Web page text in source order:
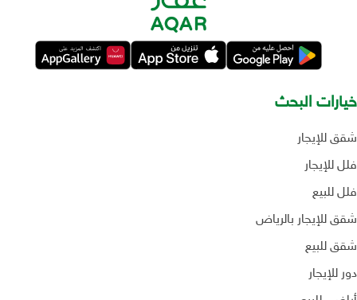
خيارات البحث
شقق للإيجار
فلل للإيجار
فلل للبيع
شقق للإيجار بالرياض
شقق للبيع
دور للإيجار